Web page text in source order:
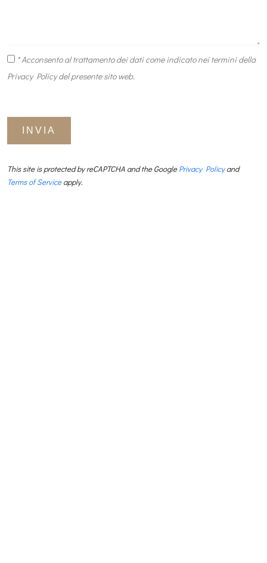
* Acconsento al trattamento dei dati come indicato nei termini della
Privacy Policydel presente sito web.
INVIA
This site is protected by reCAPTCHA and the GooglePrivacy Policyand
Terms of Serviceapply.